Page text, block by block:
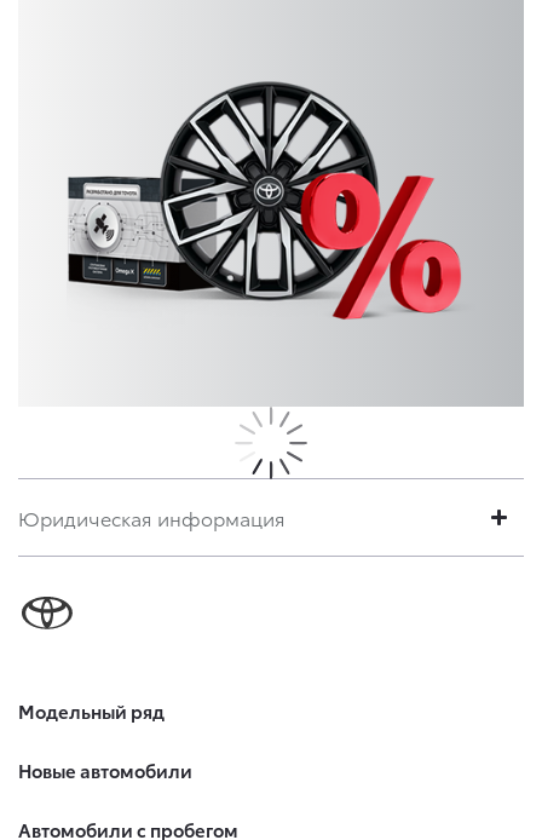
Юридическая информация
Модельный ряд
Новые автомобили
Автомобили с пробегом